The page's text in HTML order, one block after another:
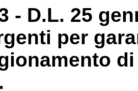
- D.L. 25
per